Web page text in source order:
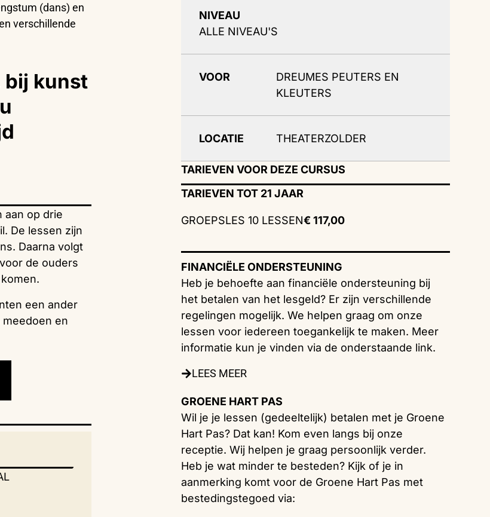
(dans) en
verschillende
bij kunst
aan op drie
De lessen zijn
Daarna volgt
de ouders
een ander
en
NIVEAU
ALLE NIVEAU'S
VOOR
DREUMES PEUTERS EN
KLEUTERS
LOCATIE THEATERZOLDER
TARIEVEN VOOR DEZE CURSUS
TARIEVEN TOT 21 JAAR
GROEPSLES 10 LESSEN€ 117,00
FINANCIËLE ONDERSTEUNING
Heb je behoefte aan financiële ondersteuning bij
het betalen van het lesgeld? Er zijn verschillende
regelingen mogelijk. We helpen graag om onze
lessen voor iedereen toegankelijk te maken. Meer
informatie kun je vinden via de onderstaande link.
LEES MEER
GROENE HART PAS
Wil je je lessen (gedeeltelijk) betalen met je Groene
Hart Pas? Dat kan! Kom even langs bij onze
receptie. Wij helpen je graag persoonlijk verder.
Heb je wat minder te besteden? Kijk of je in
aanmerking komt voor de Groene Hart Pas met
bestedingstegoed via: